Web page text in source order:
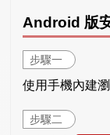
Android 版
步驟一
使用手機內建
步驟二